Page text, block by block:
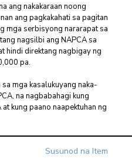
ang nakakaraan noong
ang pagkakahati sa pagitan
mga serbisyong nararapat sa
nagsilbi ang NAPCA sa
hindi direktang nagbigay ng
pa.
mga kasalukuyang naka-
na nagbabahagi kung
kung paano naapektuhan ng
Susunod na Item